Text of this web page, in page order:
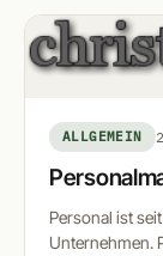
ALLGEMEIN
Personal ist
Unternehmen.